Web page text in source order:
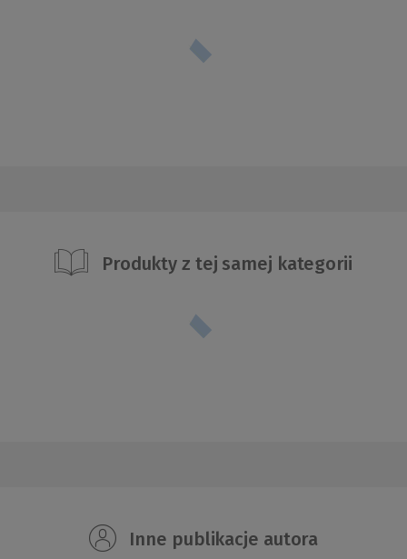
Produkty z tej samej kategorii
Inne publikacje autora